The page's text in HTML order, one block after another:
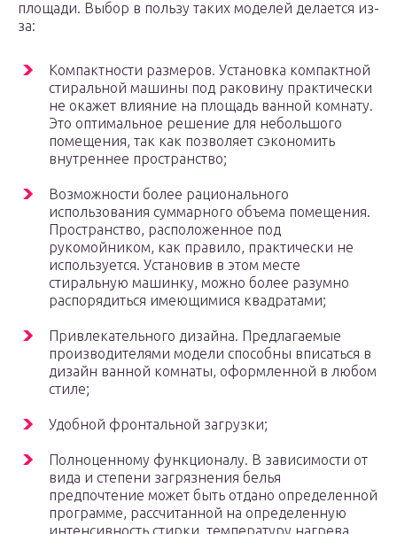
площади. Выбор в пользу таких моделей делается из-
за:
Компактности размеров. Установка компактной
стиральной машины под раковину практически
не окажет влияние на площадь ванной комнату.
Это оптимальное решение для небольшого
помещения, так как позволяет сэкономить
внутреннее пространство;
Возможности более рационального
использования суммарного объема помещения.
Пространство, расположенное под
рукомойником, как правило, практически не
используется. Установив в этом месте
стиральную машинку, можно более разумно
распорядиться имеющимися квадратами;
Привлекательного дизайна. Предлагаемые
производителями модели способны вписаться в
дизайн ванной комнаты, оформленной в любом
стиле;
Удобной фронтальной загрузки;
Полноценному функционалу. В зависимости от
вида и степени загрязнения белья
предпочтение может быть отдано определенной
программе, рассчитанной на определенную
интенсивность стирки, температуру нагрева